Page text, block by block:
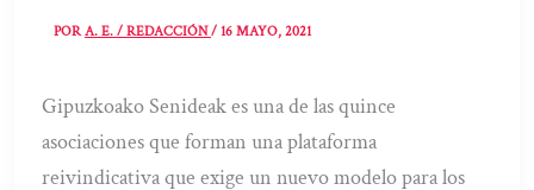
PORA. E. / REDACCIÓN/16 MAYO, 2021
Gipuzkoako Senideak es una de las quince
asociaciones que forman una plataforma
reivindicativa que exige un nuevo modelo para los